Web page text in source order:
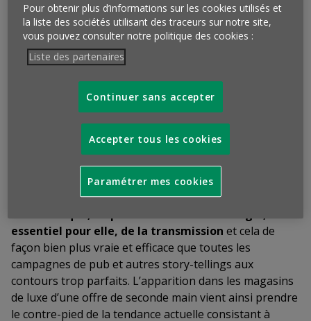
regarder,la démarche pourrait même s’avérer très
vertueusepour elles car elle favorise l’attractivité de
leurs anciens modèles (souvent les plus
emblématiques) auprès de nouvelles populations, ce
qui ne peut que renforcer leur présence à l’esprit
donc leur désirabilité. Il peut s’agir de clients plus
jeunes (pas seulement), tentés par le luxe, mais freinés
par le prix ou encore de tous ceux qui voient là une
proposition responsable puisque fondée sur la
circulation des biens plutôt que l’incitation permanente
à leur accumulation. La démarche peut également
valoriser la dimension patrimoniale
d’une marque, en particulier à travers l’angle,
essentiel pour elle, de la transmission et cela de
façon bien plus vraie et efficace que toutes les
campagnes de pub et autres story-tellings aux
contours trop parfaits. L’apparition dans les magasins
de luxe d’une offre de seconde main vient ainsi prendre
le contre-pied de la tendance actuelle consistant à
Pour obtenir plus d’informations sur les cookies utilisés et
la liste des sociétés utilisant des traceurs sur notre site,
vous pouvez consulter notre politique des cookies :
Liste des partenaires
Continuer sans accepter
Accepter tous les cookies
Paramétrer mes cookies